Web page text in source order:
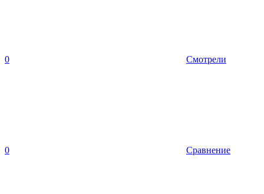
0 Смотрели
0 Сравнение